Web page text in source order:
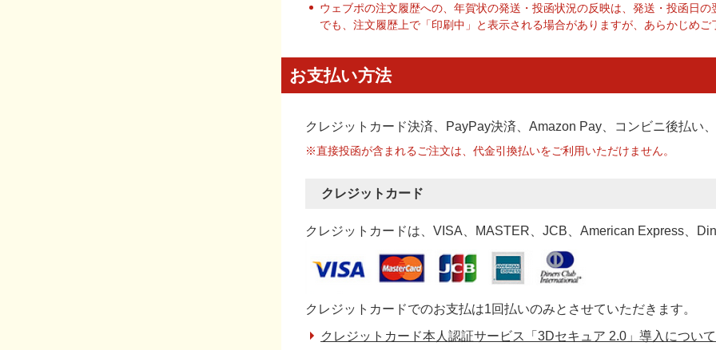
ウェブポの注文履歴への、年賀状の発送・投函状況の反映は、発送・投函日
でも、注文履歴上で「印刷中」と表示される場合がありますが、あらかじめご
お支払い方法
クレジットカード決済、PayPay決済 、Amazon Pay、コンビニ後払い
※直接投函が含まれるご注文は、代金引換払いをご利用いただけません。
クレジットカード
クレジットカードは、VISA、MASTER、JCB、American Express、
クレジットカードでのお支払は1回払いのみとさせていただきます。
クレジットカード本人認証サービス「3Dセキュア 2.0」導入について